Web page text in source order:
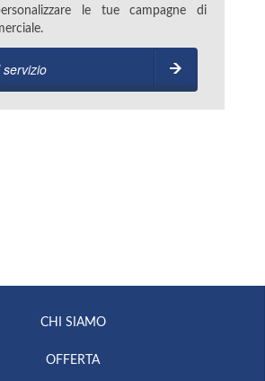
le tue campagne di
CHI SIAMO
OFFERTA